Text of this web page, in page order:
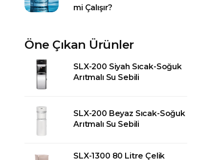
mi Çalışır?
Öne Çıkan Ürünler
SLX-200 Siyah Sıcak-Soğuk
Arıtmalı Su Sebili
SLX-200 Beyaz Sıcak-Soğuk
Arıtmalı Su Sebili
SLX-1300 80 Litre Çelik